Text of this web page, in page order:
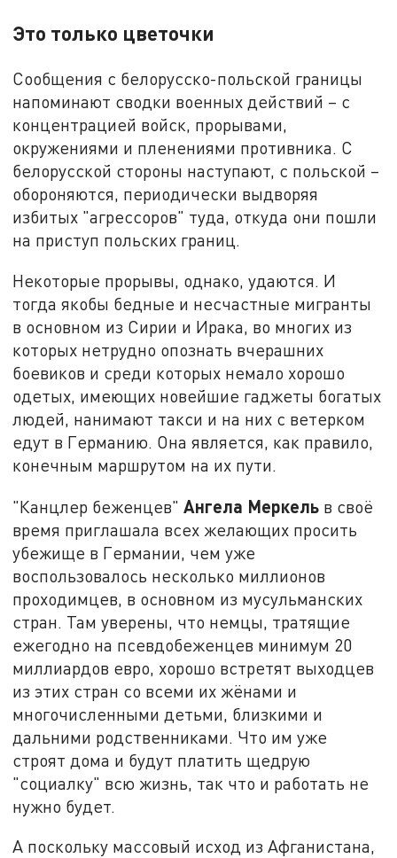
Это только цветочки
Сообщения с белорусско-польской границы
напоминают сводки военных действий – с
концентрацией войск, прорывами,
окружениями и пленениями противника. С
белорусской стороны наступают, с польской –
обороняются, периодически выдворяя
избитых "агрессоров" туда, откуда они пошли
на приступ польских границ.
Некоторые прорывы, однако, удаются. И
тогда якобы бедные и несчастные мигранты
в основном из Сирии и Ирака, во многих из
которых нетрудно опознать вчерашних
боевиков и среди которых немало хорошо
одетых, имеющих новейшие гаджеты богатых
людей, нанимают такси и на них с ветерком
едут в Германию. Она является, как правило,
конечным маршрутом на их пути.
"Канцлер беженцев" Ангела Меркель в своё
время приглашала всех желающих просить
убежище в Германии, чем уже
воспользовалось несколько миллионов
проходимцев, в основном из мусульманских
стран. Там уверены, что немцы, тратящие
ежегодно на псевдобеженцев минимум 20
миллиардов евро, хорошо встретят выходцев
из этих стран со всеми их жёнами и
многочисленными детьми, близкими и
дальними родственниками. Что им уже
строят дома и будут платить щедрую
"социалку" всю жизнь, так что и работать не
нужно будет.
А поскольку массовый исход из Афганистана,